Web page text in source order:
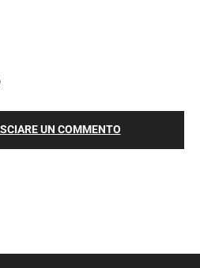
UN COMMENTO